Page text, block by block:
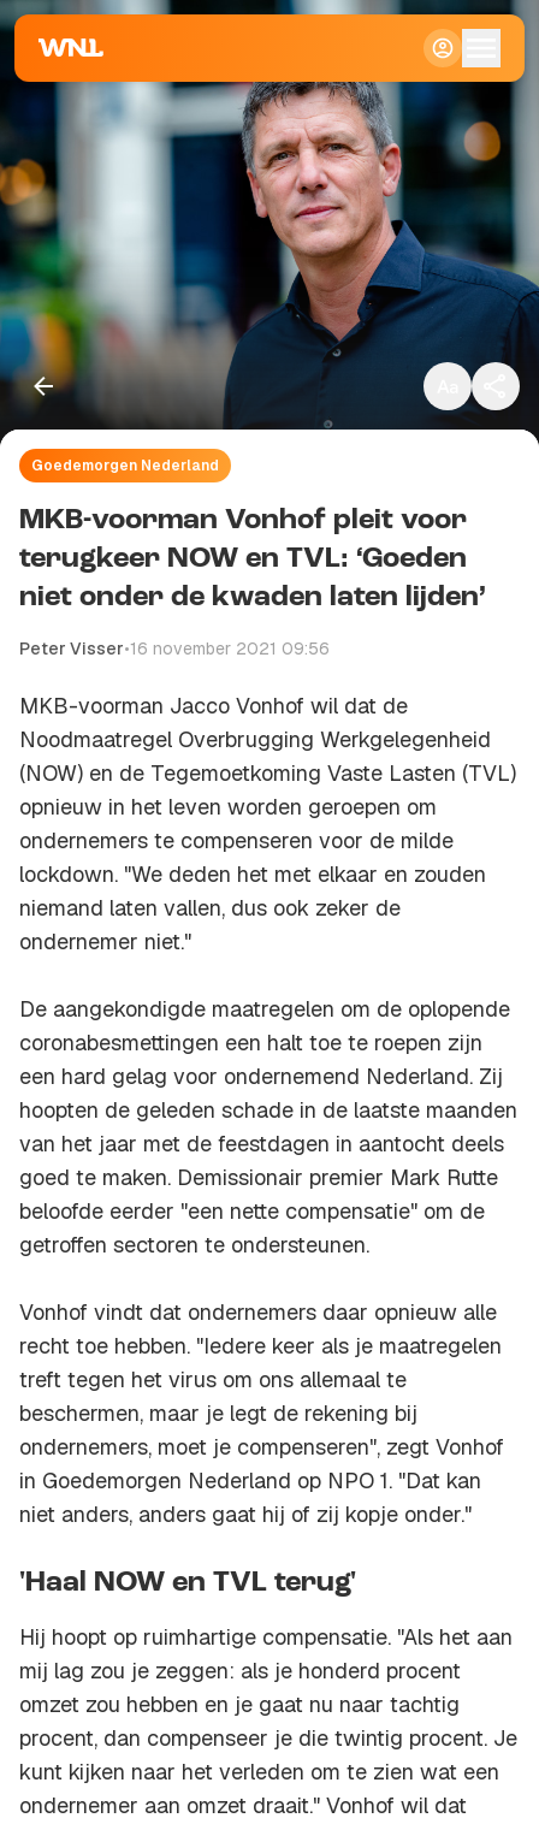
Klein
Standaard
Groot
Goedemorgen Nederland
MKB-voorman Vonhof pleit voor
terugkeer NOW en TVL: ‘Goeden
niet onder de kwaden laten lijden’
Peter Visser•16 november 2021 09:56
MKB-voorman Jacco Vonhof wil dat de
Noodmaatregel Overbrugging Werkgelegenheid
(NOW) en de Tegemoetkoming Vaste Lasten (TVL)
opnieuw in het leven worden geroepen om
ondernemers te compenseren voor de milde
lockdown. "We deden het met elkaar en zouden
niemand laten vallen, dus ook zeker de
ondernemer niet."
De aangekondigde maatregelen om de oplopende
coronabesmettingen een halt toe te roepen zijn
een hard gelag voor ondernemend Nederland. Zij
hoopten de geleden schade in de laatste maanden
van het jaar met de feestdagen in aantocht deels
goed te maken. Demissionair premier Mark Rutte
beloofde eerder "een nette compensatie" om de
getroffen sectoren te ondersteunen.
Vonhof vindt dat ondernemers daar opnieuw alle
recht toe hebben. "Iedere keer als je maatregelen
treft tegen het virus om ons allemaal te
beschermen, maar je legt de rekening bij
ondernemers, moet je compenseren", zegt Vonhof
in Goedemorgen Nederland op NPO 1. "Dat kan
niet anders, anders gaat hij of zij kopje onder."
'Haal NOW en TVL terug'
Hij hoopt op ruimhartige compensatie. "Als het aan
mij lag zou je zeggen: als je honderd procent
omzet zou hebben en je gaat nu naar tachtig
procent, dan compenseer je die twintig procent. Je
kunt kijken naar het verleden om te zien wat een
ondernemer aan omzet draait." Vonhof wil dat